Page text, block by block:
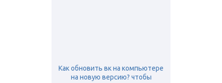
Как обновить вк на компьютере
на новую версию? чтобы